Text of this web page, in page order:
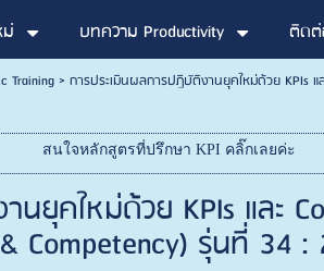
บทความ Productivity ติด
Training> การประเมินผลการปฏิบัติงานยุคใหม่ด้วย KPIs แ
สนใจหลักสูตรที่ปรึกษา KPI คลิ๊กเลยค่ะ
ยุคใหม่ด้วย KPIs และ
& Competency) รุ่นที่